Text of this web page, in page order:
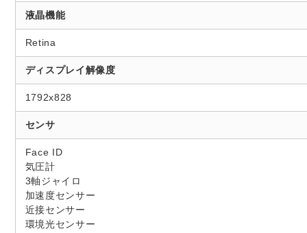
液晶機能
Retina
ディスプレイ解像度
1792x828
センサ
Face ID
気圧計
3軸ジャイロ
加速度センサー
近接センサー
環境光センサー